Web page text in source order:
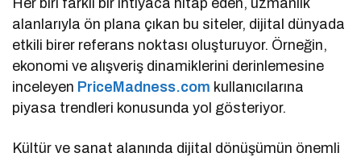
alanlarıyla ön plana çıkan bu siteler, dijital dünyada
etkili birer referans noktası oluşturuyor. Örneğin,
ekonomi ve alışveriş dinamiklerini derinlemesine
inceleyen PriceMadness.com kullanıcılarına
piyasa trendleri konusunda yol gösteriyor.
Kültür ve sanat alanında dijital dönüşümün önemli